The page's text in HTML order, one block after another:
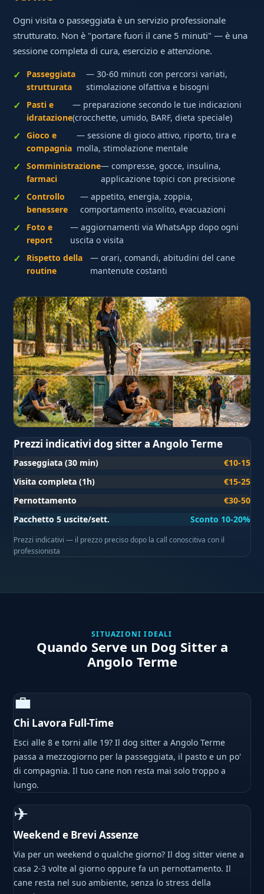
Ogni visita o passeggiata è un servizio professionale
strutturato. Non è "portare fuori il cane 5 minuti" — è una
sessione completa di cura, esercizio e attenzione.
Passeggiata
strutturata
— 30-60 minuti con percorsi variati,
stimolazione olfattiva e bisogni
Pasti e
idratazione
— preparazione secondo le tue indicazioni
(crocchette, umido, BARF, dieta speciale)
Gioco e
compagnia
— sessione di gioco attivo, riporto, tira e
molla, stimolazione mentale
Somministrazione
farmaci
— compresse, gocce, insulina,
applicazione topici con precisione
Controllo
benessere
— appetito, energia, zoppia,
comportamento insolito, evacuazioni
Foto e
report
— aggiornamenti via WhatsApp dopo ogni
uscita o visita
Rispetto della
routine
— orari, comandi, abitudini del cane
mantenute costanti
Prezzi indicativi dog sitter a Angolo Terme
Passeggiata (30 min)
€10-15
Visita completa (1h)
€15-25
Pernottamento
€30-50
Pacchetto 5 uscite/sett.
Sconto 10-20%
Prezzi indicativi — il prezzo preciso dopo la call conoscitiva con il
professionista
SITUAZIONI IDEALI
Quando Serve un Dog Sitter a
Angolo Terme
💼
Chi Lavora Full-Time
Esci alle 8 e torni alle 19? Il dog sitter a Angolo Terme
passa a mezzogiorno per la passeggiata, il pasto e un po'
di compagnia. Il tuo cane non resta mai solo troppo a
lungo.
✈
Weekend e Brevi Assenze
Via per un weekend o qualche giorno? Il dog sitter viene a
casa 2-3 volte al giorno oppure fa un pernottamento. Il
cane resta nel suo ambiente, senza lo stress della